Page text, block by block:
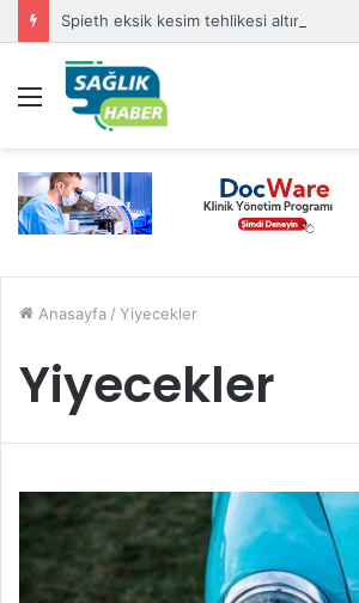
Spieth eksik kesim tehlikesi altında
Menü
Anasayfa / Yiyecekler
Yiyecekler